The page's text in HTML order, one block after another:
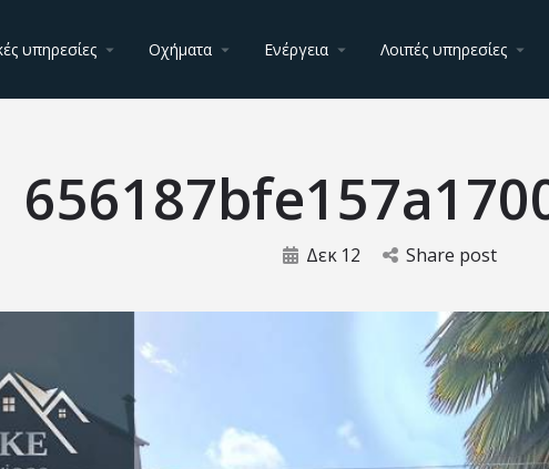
υπηρεσίες Οχήματα Ενέργεια Λοιπές υπηρεσίες
Δεκ 12 Share post